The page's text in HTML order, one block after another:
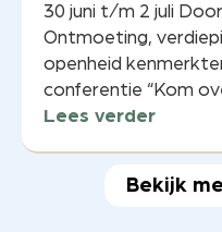
30 juni t/m 2 juli
Ontmoeting,
openheid
conferentie “Kom
Lees verder
Bekijk